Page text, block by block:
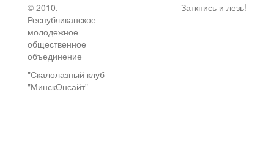
© 2010,
Республиканское
молодежное
общественное
объединение
"Скалолазный клуб
"МинскОнсайт"
Заткнись и лезь!